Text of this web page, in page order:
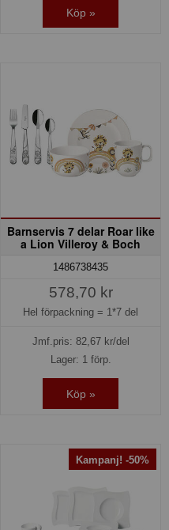
Köp »
Barnservis 7 delar Roar like
a Lion Villeroy & Boch
1486738435
578,70 kr
Hel förpackning = 1*7 del
Jmf.pris: 82,67kr/del
Lager: 1 förp.
Köp »
Kampanj! -50%